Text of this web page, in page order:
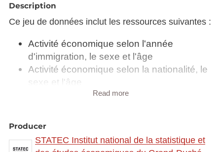
Description
Ce jeu de données inclut les ressources suivantes :
Activité économique selon l'année
d'immigration, le sexe et l'âge
Activité économique selon la nationalité, le
sexe et l'âge
Activité économique selon la profession, le
sexe et l'âge
Read more
Producer
STATEC Institut national de la statistique et